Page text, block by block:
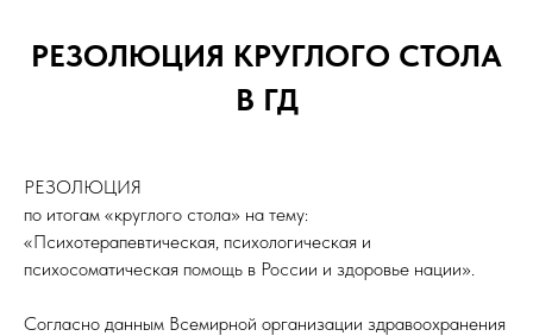
РЕЗОЛЮЦИЯ КРУГЛОГО СТОЛА
В ГД
РЕЗОЛЮЦИЯ
по итогам «круглого стола» на тему:
«Психотерапевтическая, психологическая и
психосоматическая помощь в России и здоровье нации».
Согласно данным Всемирной организации здравоохранения